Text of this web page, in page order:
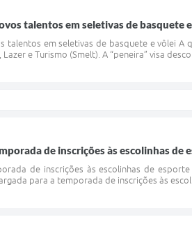
talentos em seletivas de basquete
talentos em seletivas de basquete e vôlei
e Turismo (Smelt). A “peneira” visa
de inscrições às escolinhas de
de inscrições às escolinhas de
para a temporada de inscrições às